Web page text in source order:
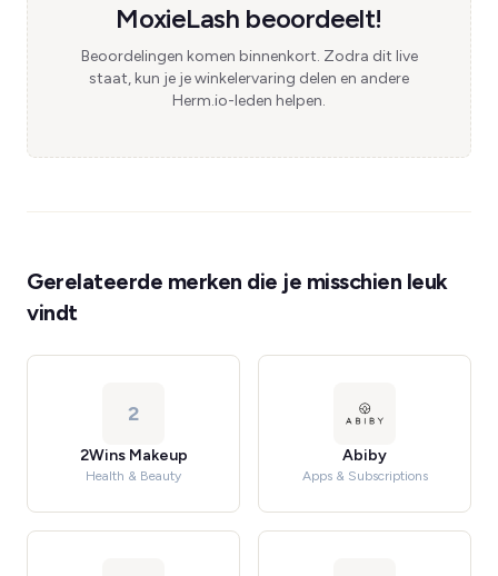
MoxieLash beoordeelt!
Beoordelingen komen binnenkort. Zodra dit live
staat, kun je je winkelervaring delen en andere
Herm.io-leden helpen.
Gerelateerde merken die je misschien leuk
vindt
2
2Wins Makeup
Health & Beauty
Abiby
Apps & Subscriptions